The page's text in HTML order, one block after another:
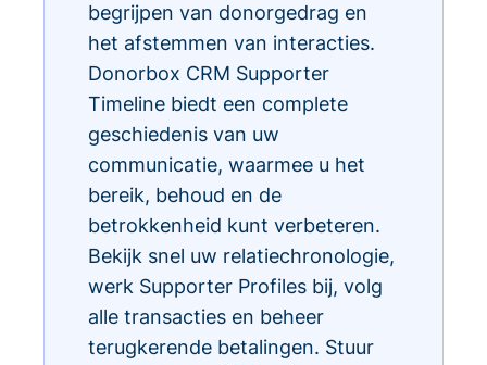
begrijpen van donorgedrag en
het afstemmen van interacties.
Donorbox CRM Supporter
Timeline biedt een complete
geschiedenis van uw
communicatie, waarmee u het
bereik, behoud en de
betrokkenheid kunt verbeteren.
Bekijk snel uw relatiechronologie,
werk Supporter Profiles bij, volg
alle transacties en beheer
terugkerende betalingen. Stuur